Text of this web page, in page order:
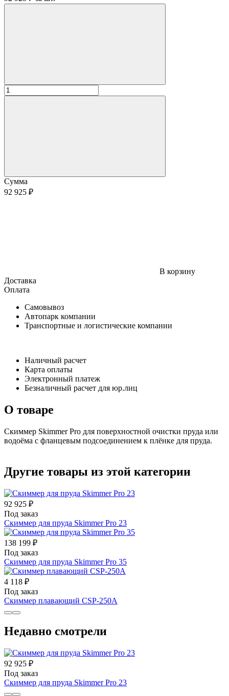
Сумма
92 925 ₽
В корзину
Доставка
Оплата
Самовывоз
Автопарк компании
Транспортные и логистические компании
Наличный расчет
Карта оплаты
Электронный платеж
Безналичный расчет для юр.лиц
О товаре
Скиммер Skimmer Pro для поверхностной очистки пруда или
водоёма с фланцевым подсоединением к плёнке для пруда.
Другие товары из этой категории
92 925 ₽
Под заказ
Скиммер для пруда Skimmer Pro 23
138 199 ₽
Под заказ
Скиммер для пруда Skimmer Pro 35
4 118 ₽
Под заказ
Скиммер плавающий CSP-250A
Недавно смотрели
92 925 ₽
Под заказ
Скиммер для пруда Skimmer Pro 23